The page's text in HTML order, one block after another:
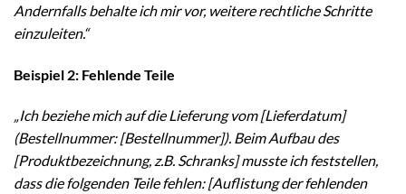
Andernfalls behalte ich mir vor, weitere rechtliche Schritte
einzuleiten.“
Beispiel 2: Fehlende Teile
„Ich beziehe mich auf die Lieferung vom [Lieferdatum]
(Bestellnummer: [Bestellnummer]). Beim Aufbau des
[Produktbezeichnung, z.B. Schranks] musste ich feststellen,
dass die folgenden Teile fehlen: [Auflistung der fehlenden